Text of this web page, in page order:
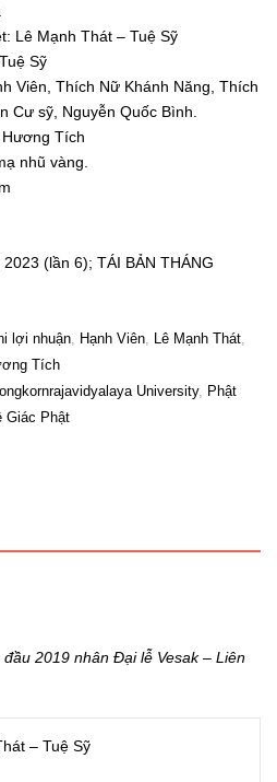
Lê Mạnh Thát – Tuệ Sỹ
Sỹ
Viên, Thích Nữ Khánh Năng, Thích
Cư sỹ, Nguyễn Quốc Bình.
Tích
nhũ vàng.
(lần 6); TÁI BẢN THÁNG
lợi nhuận Hạnh Viên Lê Mạnh Thát
Tích
University, Phật
Giác Phật
2019 nhân Đại lễ Vesak – Liên
– Tuệ Sỹ